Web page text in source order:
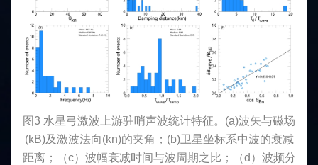
图3 水星弓激波上游驻哨声波统计特征。(a)波矢与磁场
(kB)及激波法向(kn)的夹角；(b)卫星坐标系中波的衰减
距离；（c）波幅衰减时间与波周期之比；（d）波频分